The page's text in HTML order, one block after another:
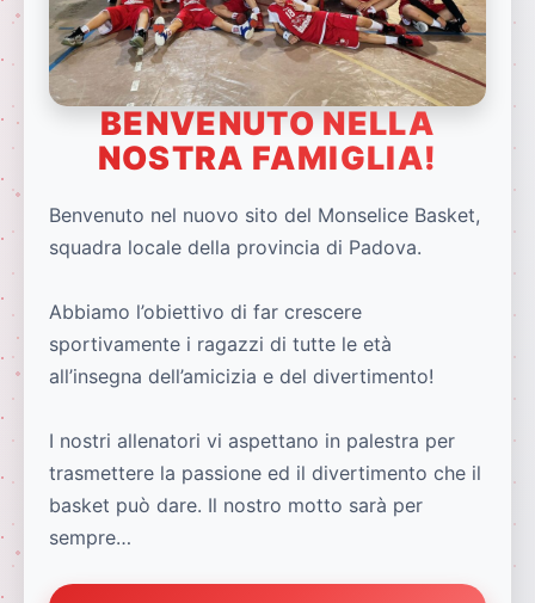
BENVENUTO NELLA
NOSTRA FAMIGLIA!
Benvenuto nel nuovo sito del Monselice Basket,
squadra locale della provincia di Padova.
Abbiamo l’obiettivo di far crescere
sportivamente i ragazzi di tutte le età
all’insegna dell’amicizia e del divertimento!
I nostri allenatori vi aspettano in palestra per
trasmettere la passione ed il divertimento che il
basket può dare. Il nostro motto sarà per
sempre…